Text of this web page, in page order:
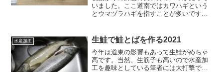
いました。ここ道南ではカワハギという
とウマヅラハギを指すことが多いです。
「チュンチュン」と呼びます。カワハギ
ってメチャクチャ口が小さ...
水産加工 生鮭で鮭とばを作る2021
今年は道東の影響もあって生鮭がめちゃ
高です。当然、生筋子も高いので水産加
工を趣味としている筆者には大打撃であ